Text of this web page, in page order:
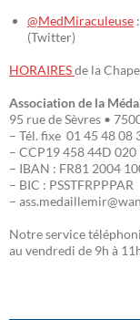
@MedMiraculeuse
(Twitter)
HORAIRESde la
Association de la
95 rue de Sèvres •
– Tél. fixe 01 45 48 08
– CCP19 458 44D 020
– IBAN : FR81 2004
– BIC : PSSTFRPPPAR
–
Notre service
au vendredi de 9h à